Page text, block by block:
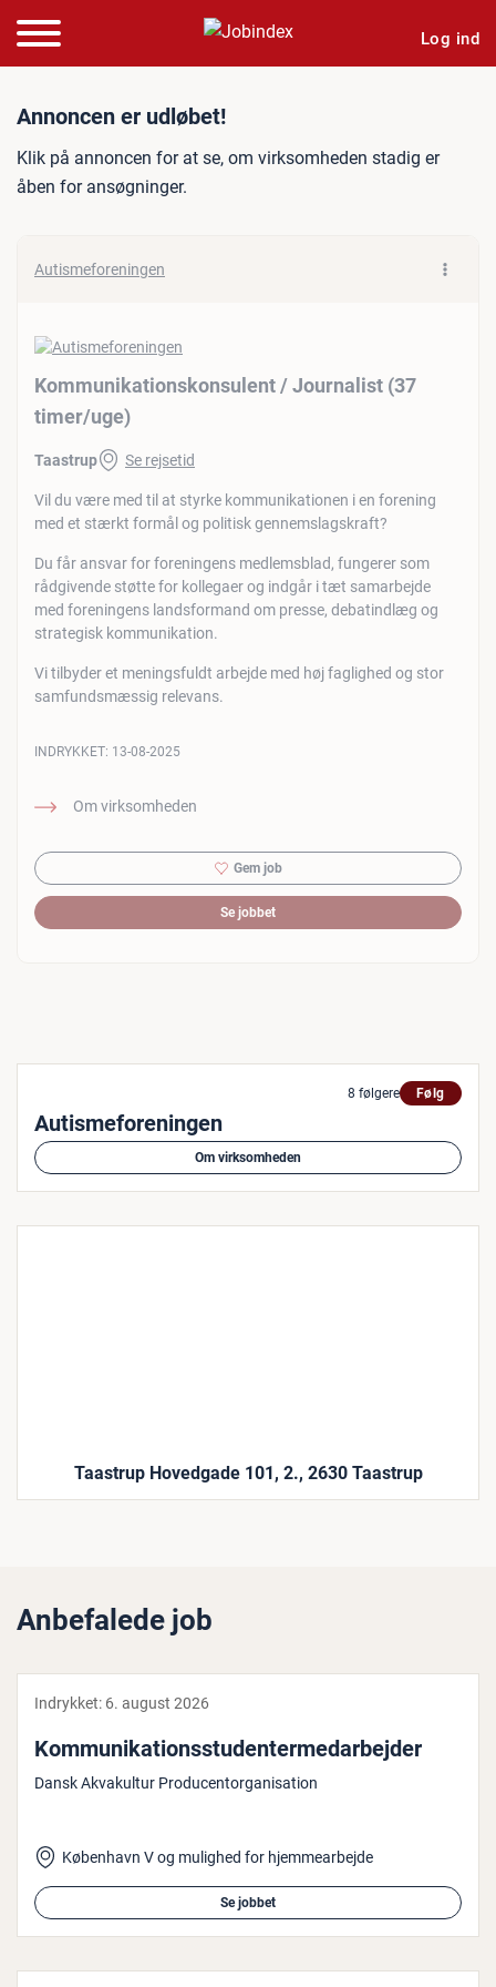
Log ind
Jobannonce:
Annoncen er udløbet!
Klik på annoncen for at se, om virksomheden stadig er
åben for ansøgninger.
Autismeforeningen
Kommunikationskonsulent /​ Journalist (37
timer/​uge)
Taastrup Se rejsetid
Vil du være med til at styrke kommunikationen i en forening
med et stærkt formål og politisk gennemslagskraft?
Du får ansvar for foreningens medlemsblad, fungerer som
rådgivende støtte for kollegaer og indgår i tæt samarbejde
med foreningens landsformand om presse, debatindlæg og
strategisk kommunikation.
Vi tilbyder et meningsfuldt arbejde med høj faglighed og stor
samfundsmæssig relevans.
Om virksomheden
INDRYKKET: 13-08-2025
Gem job
Se jobbet
8 følgere Følg
Autismeforeningen
Om virksomheden
Taastrup Hovedgade 101, 2., 2630 Taastrup
Anbefalede job
Indrykket: 6. august 2026
Kom­mu­ni­ka­tions­stu­den­ter­me­d­ar­bej­der
Dansk Akvakultur Producentorganisation
København V og mulighed for hjemmearbejde
Se jobbet